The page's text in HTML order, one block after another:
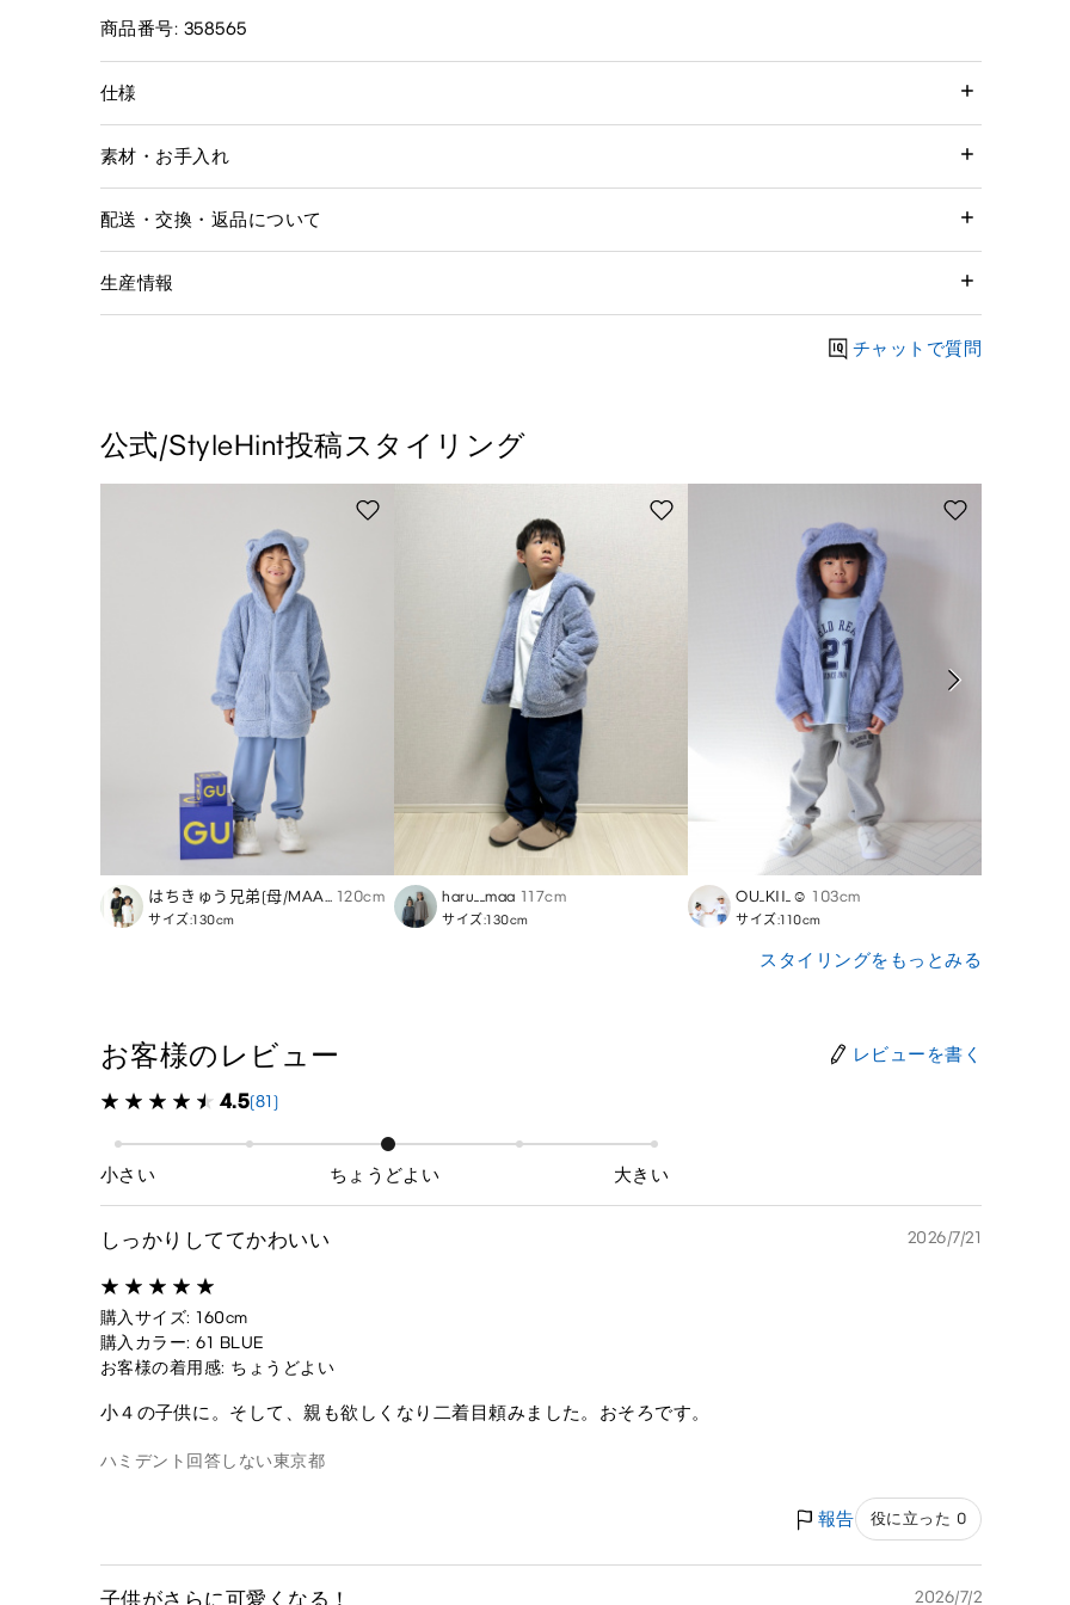
商品番号: 358565
仕様
素材・お手入れ
配送・交換・返品について
生産情報
チャットで質問
公式/StyleHint投稿スタイリング
120cm
サイズ:130cm
haru__maa 117cm
サイズ:130cm
OU_KII_☺︎ 103cm
サイズ:110cm
スタイリングをもっとみる
お客様のレビュー レビューを書く
4.5(81)
小さい ちょうどよい 大きい
しっかりしててかわいい 2026/7/21
購入サイズ: 160cm
購入カラー: 61 BLUE
お客様の着用感: ちょうどよい
小４の子供に。そして、親も欲しくなり二着目頼みました。おそろです。
ハミデント 回答しない東京都
報告 役に立った 0
子供がさらに可愛くなる！ 2026/7/2